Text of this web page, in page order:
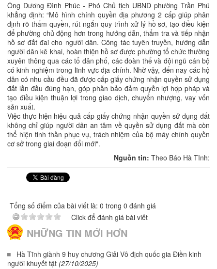
Ông Dương Đình Phúc - Phó Chủ tịch UBND phường Trần Phú
khẳng định: “Mô hình chính quyền địa phương 2 cấp giúp phân
định rõ thẩm quyền, rút ngắn quy trình xử lý hồ sơ, tạo điều kiện
để phường chủ động hơn trong hướng dẫn, thẩm tra và tiếp nhận
hồ sơ đất đai cho người dân. Công tác tuyên truyền, hướng dẫn
người dân kê khai, hoàn thiện hồ sơ được phường tổ chức thường
xuyên thông qua các tổ dân phố, các đoàn thể và đội ngũ cán bộ
có kinh nghiệm trong lĩnh vực địa chính. Nhờ vậy, đến nay các hộ
dân có nhu cầu đều đã được cấp giấy chứng nhận quyền sử dụng
đất lần đầu đúng hạn, góp phần bảo đảm quyền lợi hợp pháp và
tạo điều kiện thuận lợi trong giao dịch, chuyển nhượng, vay vốn
sản xuất.
Việc thực hiện hiệu quả cấp giấy chứng nhận quyền sử dụng đất
không chỉ giúp người dân an tâm về quyền sử dụng đất mà còn
thể hiện tinh thần phục vụ, trách nhiệm của bộ máy chính quyền
cơ sở trong giai đoạn đổi mới".
Nguồn tin: Theo Báo Hà Tĩnh:
Tổng số điểm của bài viết là: 0 trong 0 đánh giá
Click để đánh giá bài viết
NHỮNG TIN MỚI HƠN
Hà Tĩnh giành 9 huy chương Giải Vô địch quốc gia Điền kinh
người khuyết tật (27/10/2025)